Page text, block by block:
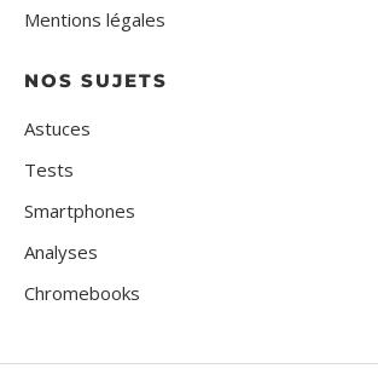
Mentions légales
NOS SUJETS
Astuces
Tests
Smartphones
Analyses
Chromebooks